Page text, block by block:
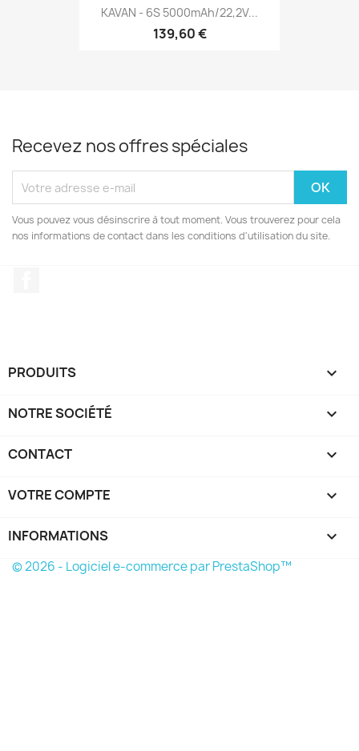
KAVAN - 6S 5000mAh/22,2V...
139,60 €
Recevez nos offres spéciales
Vous pouvez vous désinscrire à tout moment. Vous trouverez pour cela
nos informations de contact dans les conditions d'utilisation du site.
PRODUITS 
NOTRE SOCIÉTÉ 
CONTACT 
VOTRE COMPTE 
INFORMATIONS keyboard_arrow_down
© 2026 - Logiciel e-commerce par PrestaShop™